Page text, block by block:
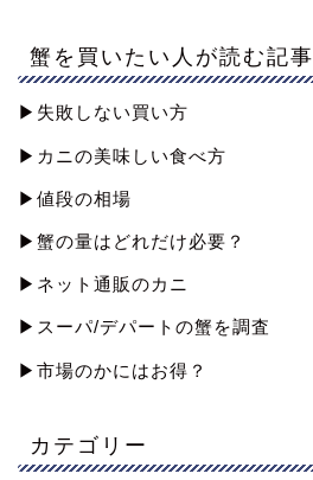
蟹を買いたい人が読む記事
▶︎失敗しない買い方
▶︎カニの美味しい食べ方
▶︎値段の相場
▶︎蟹の量はどれだけ必要？
▶︎ネット通販のカニ
▶︎スーパ/デパートの蟹を調査
▶︎市場のかにはお得？
カテゴリー